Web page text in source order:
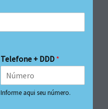
Telefone + DDD *
Informe aqui seu número.